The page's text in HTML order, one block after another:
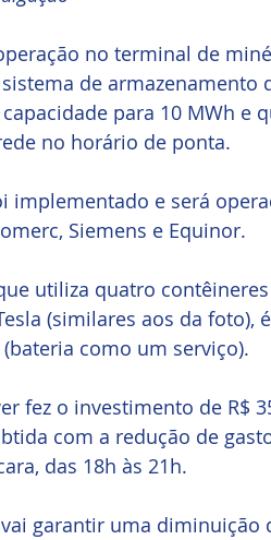
no terminal de
de armazenamento
para 10 MWh
no horário de ponta.
implementado e será
Siemens e Equinor.
utiliza quatro
(similares aos da
como um serviço).
fez o investimento de R$
com a redução de
das 18h às 21h.
garantir uma diminuição